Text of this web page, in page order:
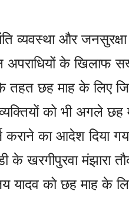
व्यवस्था और
अपराधियों के खिलाफ
तहत छह माह के लिए
को भी अगले
का आदेश दिया
के खरगीपुरवा मंझारा
यादव को छह माह के